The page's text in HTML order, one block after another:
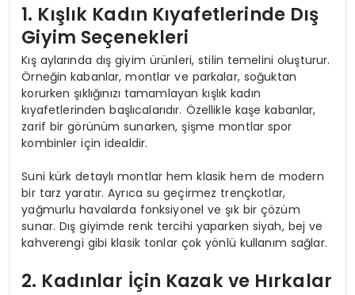
1. Kışlık Kadın Kıyafetlerinde Dış
Giyim Seçenekleri
Kış aylarında dış giyim ürünleri, stilin temelini oluşturur.
Örneğin kabanlar, montlar ve parkalar, soğuktan
korurken şıklığınızı tamamlayan kışlık kadın
kıyafetlerinden başlıcalarıdır. Özellikle kaşe kabanlar,
zarif bir görünüm sunarken, şişme montlar spor
kombinler için idealdir.
Suni kürk detaylı montlar hem klasik hem de modern
bir tarz yaratır. Ayrıca su geçirmez trençkotlar,
yağmurlu havalarda fonksiyonel ve şık bir çözüm
sunar. Dış giyimde renk tercihi yaparken siyah, bej ve
kahverengi gibi klasik tonlar çok yönlü kullanım sağlar.
2. Kadınlar İçin Kazak ve Hırkalar